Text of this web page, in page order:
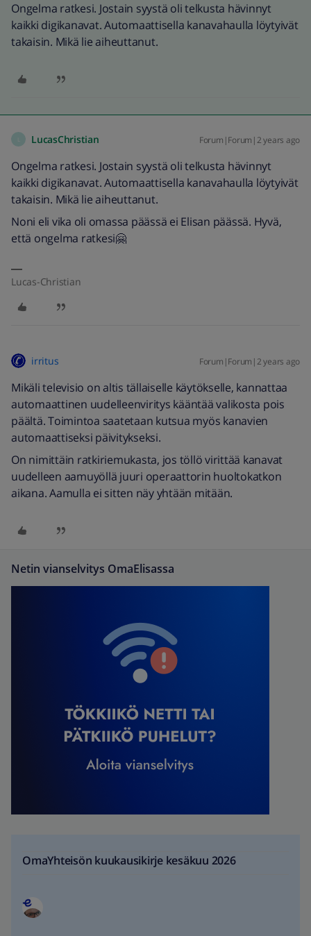
Ongelma ratkesi. Jostain syystä oli telkusta hävinnyt
kaikki digikanavat. Automaattisella kanavahaulla löytyivät
takaisin. Mikä lie aiheuttanut.
LucasChristian Forum|Forum|2 years ago
Ongelma ratkesi. Jostain syystä oli telkusta hävinnyt
kaikki digikanavat. Automaattisella kanavahaulla löytyivät
takaisin. Mikä lie aiheuttanut.
Noni eli vika oli omassa päässä ei Elisan päässä. Hyvä,
että ongelma ratkesi🤗
Lucas-Christian
irritus Forum|Forum|2 years ago
Mikäli televisio on altis tällaiselle käytökselle, kannattaa
automaattinen uudelleenviritys kääntää valikosta pois
päältä. Toimintoa saatetaan kutsua myös kanavien
automaattiseksi päivitykseksi.
On nimittäin ratkiriemukasta, jos töllö virittää kanavat
uudelleen aamuyöllä juuri operaattorin huoltokatkon
aikana. Aamulla ei sitten näy yhtään mitään.
Netin vianselvitys OmaElisassa
OmaYhteisön kuukausikirje kesäkuu 2026